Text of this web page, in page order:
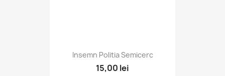
Insemn Politia Semicerc
15,00 lei